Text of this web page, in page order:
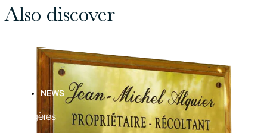
Also discover
NEWS
Faugères